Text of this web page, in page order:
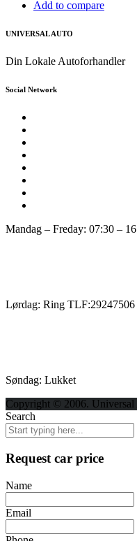
Add to compare
UNIVERSAL AUTO
Din Lokale Autoforhandler
Social Network
Mandag – Freday: 07:30 –
Lørdag: Ring TLF:29247506
Søndag: Lukket
Copyright © 2006. Universal
Search
Request car price
Name
Email